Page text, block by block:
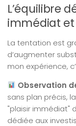
L’équilibre
immédiat
La tentation est
d’augmenter
mon expérience,
Observation
sans plan précis,
"plaisir immédiat"
dédiée aux